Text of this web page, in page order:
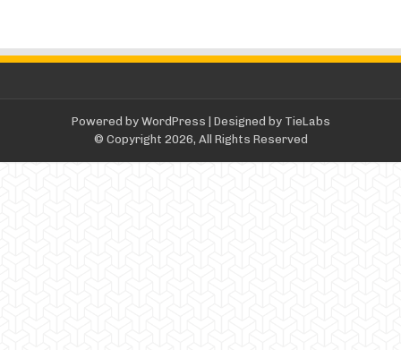
Powered by WordPress | Designed by TieLabs
© Copyright 2026, All Rights Reserved